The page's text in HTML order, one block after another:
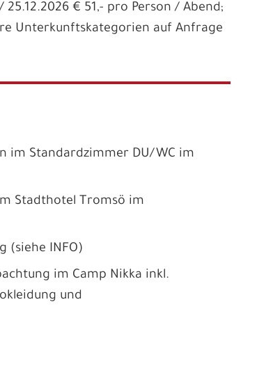
€ 51,- pro Person / Abend;
Unterkunftskategorien auf Anfrage
im Standardzimmer DU/WC im
Stadthotel Tromsö im
(siehe INFO)
im Camp Nikka inkl.
und